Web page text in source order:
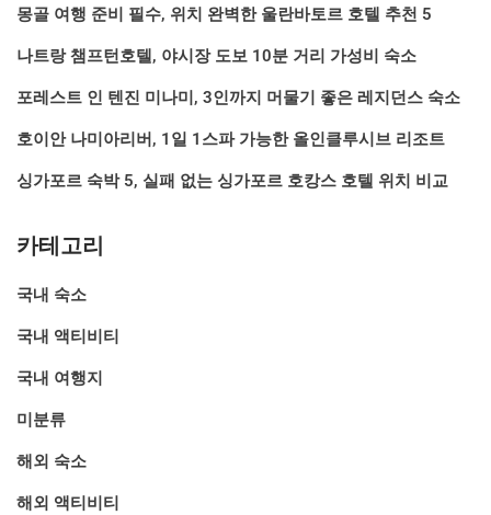
몽골 여행 준비 필수, 위치 완벽한 울란바토르 호텔 추천 5
나트랑 챔프턴호텔, 야시장 도보 10분 거리 가성비 숙소
포레스트 인 텐진 미나미, 3인까지 머물기 좋은 레지던스 숙소
호이안 나미아리버, 1일 1스파 가능한 올인클루시브 리조트
싱가포르 숙박 5, 실패 없는 싱가포르 호캉스 호텔 위치 비교
카테고리
국내 숙소
국내 액티비티
국내 여행지
미분류
해외 숙소
해외 액티비티